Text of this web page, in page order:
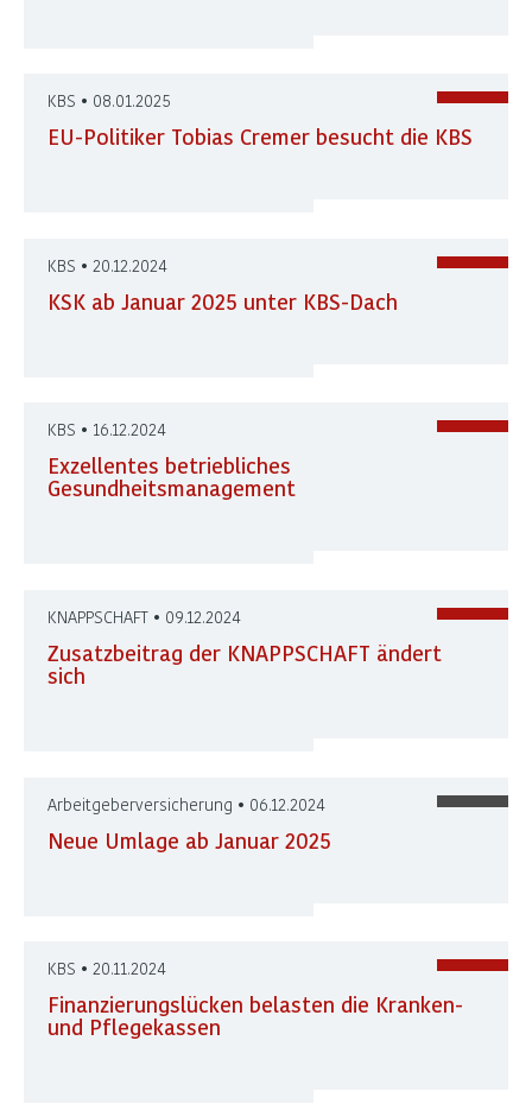
KBS • 08.01.2025
EU-Politiker Tobias Cremer besucht die KBS
KBS • 20.12.2024
KSK ab Januar 2025 unter KBS-Dach
KBS • 16.12.2024
Exzellentes betriebliches
Gesundheitsmanagement
KNAPPSCHAFT • 09.12.2024
Zusatzbeitrag der KNAPPSCHAFT ändert
sich
Arbeitgeberversicherung • 06.12.2024
Neue Umlage ab Januar 2025
KBS • 20.11.2024
Finanzierungslücken belasten die Kranken-
und Pflegekassen